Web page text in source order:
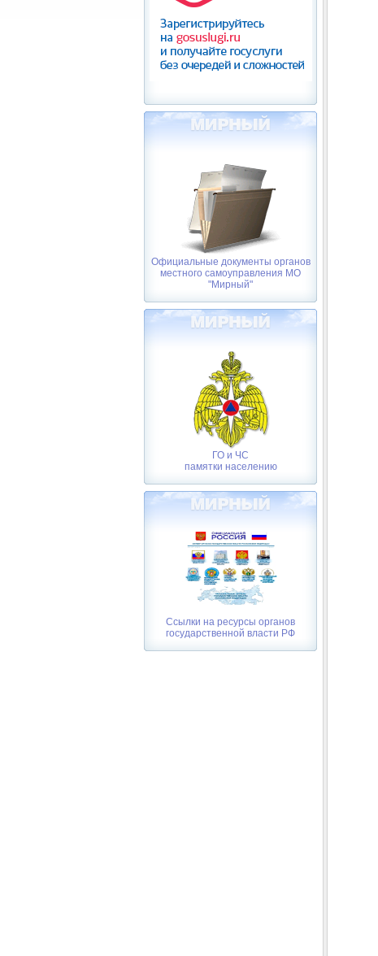
Официальные документы органов
местного самоуправления МО
"Мирный"
ГО и ЧС
памятки населению
Ссылки на ресурсы органов
государственной власти РФ